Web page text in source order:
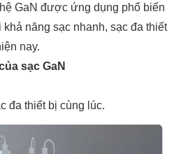
GaN được ứng dụng phổ biến
năng sạc nhanh, sạc đa thiết
nay.
sạc GaN
đa thiết bị cùng lúc.